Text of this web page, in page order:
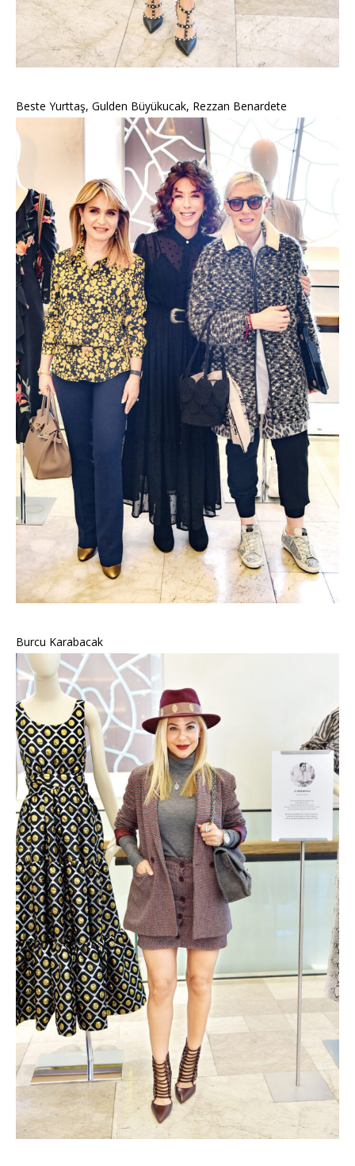
Beste Yurttaş, Gulden Büyükucak, Rezzan Benardete
Burcu Karabacak